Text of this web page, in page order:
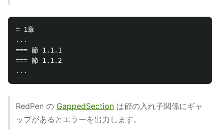
= 1章
...
=== 節 1.1.1
=== 節 1.1.2
RedPen の GappedSection は節の入れ子関係にギャ
ップがあるとエラーを出力します。